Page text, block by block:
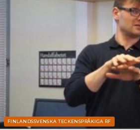
FINLANDSSVENSKA TECKENSPRÅKIGA RF